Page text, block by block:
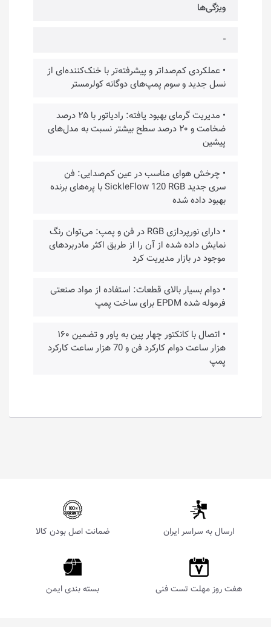
ویژگی‌ها
-
• عملکردی کم‌صداتر و پیشرفته‌تر با خنک‌کننده‌ای از
نسل جدید و سوم پمپ‌های دوگانه کولرمستر
• مدیریت گرمای بهبود یافته: رادیاتور با ۲۵ درصد
ضخامت و ۲۰ درصد سطح بیشتر نسبت به مدل‌های
پیشین
• چرخش هوای مناسب در عین کم‌صدایی: فن
سری جدید SickleFlow 120 RGB با پره‌های برنده
بهبود داده شده
• دارای نورپردازی RGB در فن و پمپ: می‌توان رنگ
نمایش داده شده از آن را از طریق اکثر مادربردهای
موجود در بازار مدیریت کرد
• دوام بسیار بالای قطعات: استفاده از مواد صنعتی
فرموله شده EPDM برای ساخت پمپ
• اتصال با کانکتور چهار پین به پاور و تضمین ۱۶۰
هزار ساعت دوام کارکرد فن و 70 هزار ساعت کارکرد
پمپ
ارسال به سراسر ایران ضمانت اصل بودن کالا
هفت روز مهلت تست فنی بسته بندی ایمن